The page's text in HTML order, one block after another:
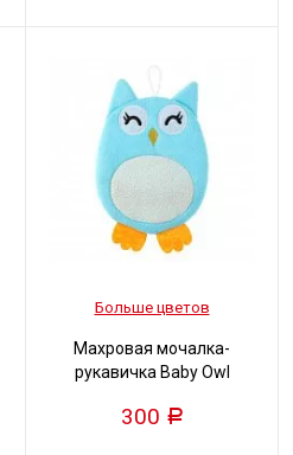
Больше цветов
Махровая мочалка-
рукавичка Baby Owl
300 Р